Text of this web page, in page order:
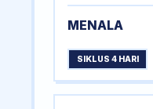
MENALA
SIKLUS 4 HARI